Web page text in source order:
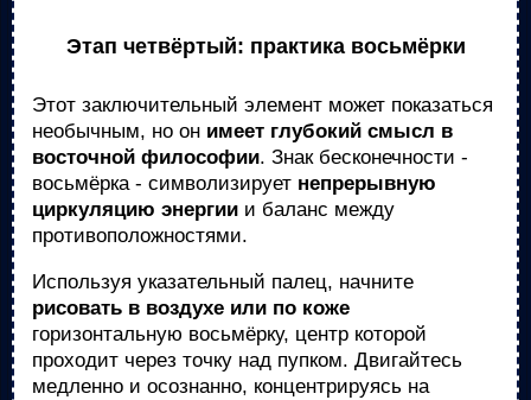
Этап четвёртый: практика восьмёрки
Этот заключительный элемент может показаться
необычным, но он имеет глубокий смысл в
восточной философии. Знак бесконечности -
восьмёрка - символизирует непрерывную
циркуляцию энергии и баланс между
противоположностями.
Используя указательный палец, начните
рисовать в воздухе или по коже
горизонтальную восьмёрку, центр которой
проходит через точку над пупком. Двигайтесь
медленно и осознанно, концентрируясь на